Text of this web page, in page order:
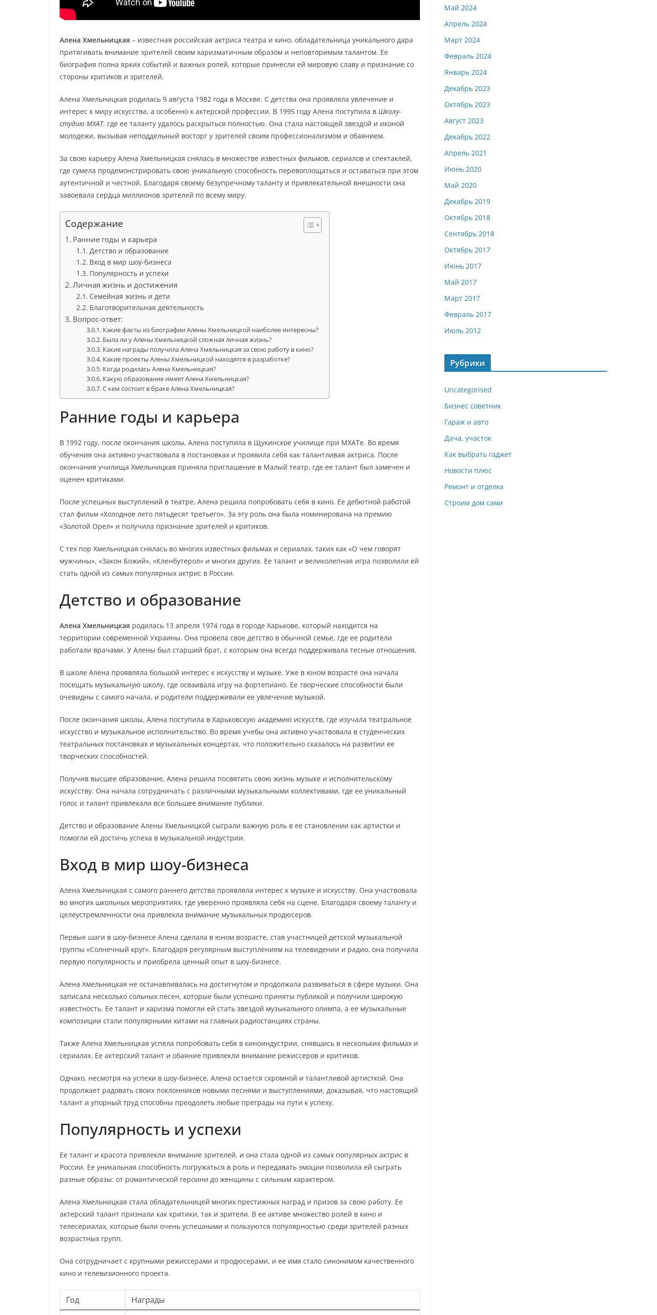
Алена Хмельницкая – известная российская актриса театра и кино, обладательница уникального дара
притягивать внимание зрителей своим харизматичным образом и неповторимым талантом. Ее
биография полна ярких событий и важных ролей, которые принесли ей мировую славу и признание со
стороны критиков и зрителей.
Алена Хмельницкая родилась 9 августа 1982 года в Москве. С детства она проявляла увлечение и
интерес к миру искусства, а особенно к актерской профессии. В 1995 году Алена поступила в Школу-
студию МХАТ, где ее таланту удалось раскрыться полностью. Она стала настоящей звездой и иконой
молодежи, вызывая неподдельный восторг у зрителей своим профессионализмом и обаянием.
За свою карьеру Алена Хмельницкая снялась в множестве известных фильмов, сериалов и спектаклей,
где сумела продемонстрировать свою уникальную способность перевоплощаться и оставаться при этом
аутентичной и честной. Благодаря своему безупречному таланту и привлекательной внешности она
завоевала сердца миллионов зрителей по всему миру.
Содержание
Ранние годы и карьера
Детство и образование
Вход в мир шоу-бизнеса
Популярность и успехи
Личная жизнь и достижения
Семейная жизнь и дети
Благотворительная деятельность
Вопрос-ответ:
Какие факты из биографии Алены Хмельницкой наиболее интересны?
Была ли у Алены Хмельницкой сложная личная жизнь?
Какие награды получила Алена Хмельницкая за свою работу в кино?
Какие проекты Алены Хмельницкой находятся в разработке?
Когда родилась Алена Хмельницкая?
Какую образование имеет Алена Хмельницкая?
С кем состоит в браке Алена Хмельницкая?
Ранние годы и карьера
В 1992 году, после окончания школы, Алена поступила в Щукинское училище при МХАТе. Во время
обучения она активно участвовала в постановках и проявила себя как талантливая актриса. После
окончания училища Хмельницкая приняла приглашение в Малый театр, где ее талант был замечен и
оценен критиками.
После успешных выступлений в театре, Алена решила попробовать себя в кино. Ее дебютной работой
стал фильм «Холодное лето пятьдесят третьего». За эту роль она была номинирована на премию
«Золотой Орел» и получила признание зрителей и критиков.
С тех пор Хмельницкая снялась во многих известных фильмах и сериалах, таких как «О чем говорят
мужчины», «Закон Божий», «Кленбутерол» и многих других. Ее талант и великолепная игра позволили ей
стать одной из самых популярных актрис в России.
Детство и образование
Алена Хмельницкая родилась 13 апреля 1974 года в городе Харькове, который находится на
территории современной Украины. Она провела свое детство в обычной семье, где ее родители
работали врачами. У Алены был старший брат, с которым она всегда поддерживала тесные отношения.
В школе Алена проявляла большой интерес к искусству и музыке. Уже в юном возрасте она начала
посещать музыкальную школу, где осваивала игру на фортепиано. Ее творческие способности были
очевидны с самого начала, и родители поддерживали ее увлечение музыкой.
После окончания школы, Алена поступила в Харьковскую академию искусств, где изучала театральное
искусство и музыкальное исполнительство. Во время учебы она активно участвовала в студенческих
театральных постановках и музыкальных концертах, что положительно сказалось на развитии ее
творческих способностей.
Получив высшее образование, Алена решила посвятить свою жизнь музыке и исполнительскому
искусству. Она начала сотрудничать с различными музыкальными коллективами, где ее уникальный
голос и талант привлекали все большее внимание публики.
Детство и образование Алены Хмельницкой сыграли важную роль в ее становлении как артистки и
помогли ей достичь успеха в музыкальной индустрии.
Вход в мир шоу-бизнеса
Алена Хмельницкая с самого раннего детства проявляла интерес к музыке и искусству. Она участвовала
во многих школьных мероприятиях, где уверенно проявляла себя на сцене. Благодаря своему таланту и
целеустремленности она привлекла внимание музыкальных продюсеров.
Первые шаги в шоу-бизнесе Алена сделала в юном возрасте, став участницей детской музыкальной
группы «Солнечный круг». Благодаря регулярным выступлениям на телевидении и радио, она получила
первую популярность и приобрела ценный опыт в шоу-бизнесе.
Алена Хмельницкая не останавливалась на достигнутом и продолжала развиваться в сфере музыки. Она
записала несколько сольных песен, которые были успешно приняты публикой и получили широкую
известность. Ее талант и харизма помогли ей стать звездой музыкального олимпа, а ее музыкальные
композиции стали популярными хитами на главных радиостанциях страны.
Также Алена Хмельницкая успела попробовать себя в киноиндустрии, снявшись в нескольких фильмах и
сериалах. Ее актерский талант и обаяние привлекли внимание режиссеров и критиков.
Однако, несмотря на успехи в шоу-бизнесе, Алена остается скромной и талантливой артисткой. Она
продолжает радовать своих поклонников новыми песнями и выступлениями, доказывая, что настоящий
талант и упорный труд способны преодолеть любые преграды на пути к успеху.
Популярность и успехи
Ее талант и красота привлекли внимание зрителей, и она стала одной из самых популярных актрис в
России. Ее уникальная способность погружаться в роль и передавать эмоции позволила ей сыграть
разные образы: от романтической героини до женщины с сильным характером.
Алена Хмельницкая стала обладательницей многих престижных наград и призов за свою работу. Ее
актерский талант признали как критики, так и зрители. В ее активе множество ролей в кино и
телесериалах, которые были очень успешными и пользуются популярностью среди зрителей разных
возрастных групп.
Она сотрудничает с крупными режиссерами и продюсерами, и ее имя стало синонимом качественного
кино и телевизионного проекта.
Год Награды
Май 2024
Апрель 2024
Март 2024
Февраль 2024
Январь 2024
Декабрь 2023
Октябрь 2023
Август 2023
Декабрь 2022
Апрель 2021
Июнь 2020
Май 2020
Декабрь 2019
Октябрь 2018
Сентябрь 2018
Октябрь 2017
Июнь 2017
Май 2017
Март 2017
Февраль 2017
Июль 2012
Рубрики
Uncategorised
Бизнес советник
Гараж и авто
Дача, участок
Как выбрать гаджет
Новости плюс
Ремонт и отделка
Строим дом сами